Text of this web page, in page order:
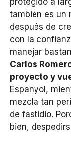
también es un
después de
con la
manejar
Carlos
proyecto y
Espanyol,
mezcla tan
de fastidio.
bien,